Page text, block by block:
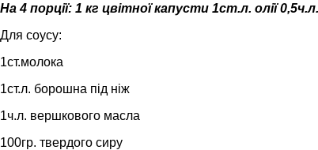
На 4 порції: 1 кг цвітної капусти 1ст.л. олії
Для соусу:
1ст.молока
1ст.л. борошна під ніж
1ч.л. вершкового масла
100гр. твердого сиру